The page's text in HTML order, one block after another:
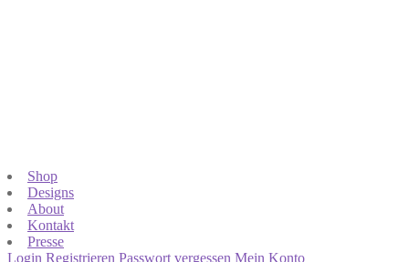
Shop
Designs
About
Kontakt
Presse
Login Registrieren Passwort vergessen Mein Konto